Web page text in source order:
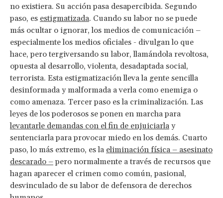
no existiera. Su acción pasa desapercibida. Segundo
paso, es estigmatizada. Cuando su labor no se puede
más ocultar o ignorar, los medios de comunicación –
especialmente los medios oficiales - divulgan lo que
hace, pero tergiversando su labor, llamándola revoltosa,
opuesta al desarrollo, violenta, desadaptada social,
terrorista. Esta estigmatización lleva la gente sencilla
desinformada y malformada a verla como enemiga o
como amenaza. Tercer paso es la criminalización. Las
leyes de los poderosos se ponen en marcha para
levantarle demandas con el fin de enjuiciarla y
sentenciarla para provocar miedo en los demás. Cuarto
paso, lo más extremo, es la eliminación física – asesinato
descarado –pero normalmente a través de recursos que
hagan aparecer el crimen como común, pasional,
desvinculado de su labor de defensora de derechos